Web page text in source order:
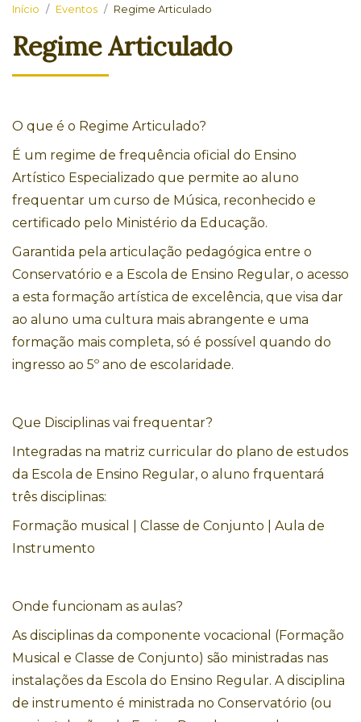
Início Eventos Regime Articulado
Regime Articulado
O que é o Regime Articulado?
É um regime de frequência oficial do Ensino
Artístico Especializado que permite ao aluno
frequentar um curso de Música, reconhecido e
certificado pelo Ministério da Educação.
Garantida pela articulação pedagógica entre o
Conservatório e a Escola de Ensino Regular, o acesso
a esta formação artística de excelência, que visa dar
ao aluno uma cultura mais abrangente e uma
formação mais completa, só é possível quando do
ingresso ao 5º ano de escolaridade.
Que Disciplinas vai frequentar?
Integradas na matriz curricular do plano de estudos
da Escola de Ensino Regular, o aluno frquentará
três disciplinas:
Formação musical | Classe de Conjunto | Aula de
Instrumento
Onde funcionam as aulas?
As disciplinas da componente vocacional (Formação
Musical e Classe de Conjunto) são ministradas nas
instalações da Escola do Ensino Regular. A disciplina
de instrumento é ministrada no Conservatório (ou